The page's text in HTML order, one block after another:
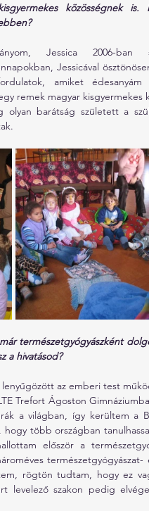
közösségnek is.
Jessica 2006-ban
Jessicával
amiket édesanyám
remek magyar kisgyermekes
olyan barátság született a
természetgyógyászként
a hivatásod?
az emberi test
Trefort Ágoston
a világban, így kerültem a
több országban
először a
természetgyógyászat-
rögtön tudtam, hogy ez
levelező szakon pedig